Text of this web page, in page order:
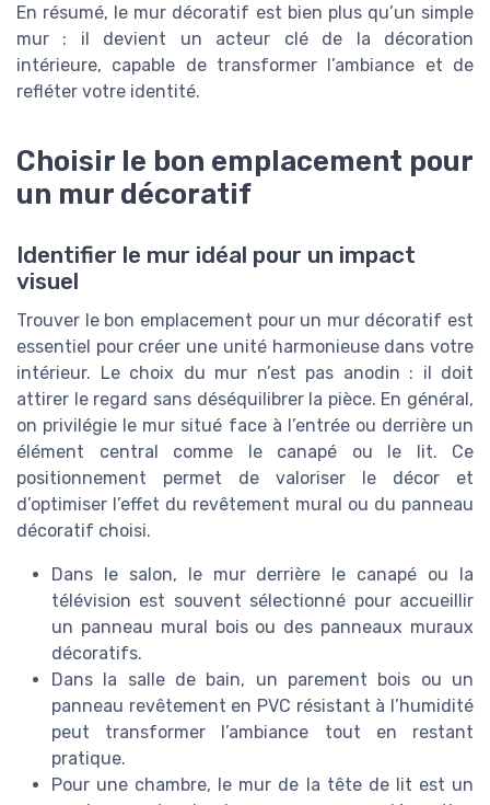
En résumé, le mur décoratif est bien plus qu’un simple
mur : il devient un acteur clé de la décoration
intérieure, capable de transformer l’ambiance et de
refléter votre identité.
Choisir le bon emplacement pour
un mur décoratif
Identifier le mur idéal pour un impact
visuel
Trouver le bon emplacement pour un mur décoratif est
essentiel pour créer une unité harmonieuse dans votre
intérieur. Le choix du mur n’est pas anodin : il doit
attirer le regard sans déséquilibrer la pièce. En général,
on privilégie le mur situé face à l’entrée ou derrière un
élément central comme le canapé ou le lit. Ce
positionnement permet de valoriser le décor et
d’optimiser l’effet du revêtement mural ou du panneau
décoratif choisi.
Dans le salon, le mur derrière le canapé ou la
télévision est souvent sélectionné pour accueillir
un panneau mural bois ou des panneaux muraux
décoratifs.
Dans la salle de bain, un parement bois ou un
panneau revêtement en PVC résistant à l’humidité
peut transformer l’ambiance tout en restant
pratique.
Pour une chambre, le mur de la tête de lit est un